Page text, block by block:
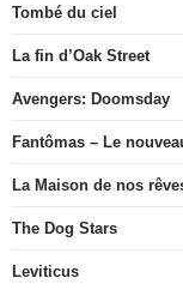
Tombé du ciel
La fin d’Oak Street
Avengers: Doomsday
Fantômas – Le
La Maison de nos
The Dog Stars
Leviticus